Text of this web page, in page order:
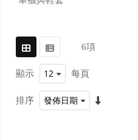
6項
顯示 每頁
排序